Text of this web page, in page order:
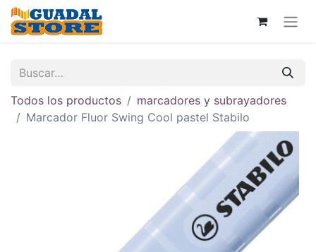
Todos los productos
marcadores y subrayadores
Marcador Fluor Swing Cool pastel Stabilo